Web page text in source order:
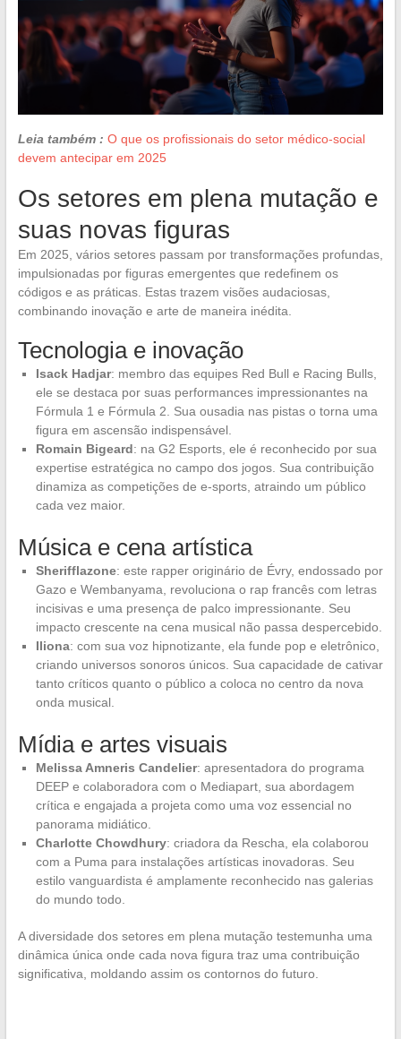
Leia também : O que os profissionais do setor médico-social
devem antecipar em 2025
Os setores em plena mutação e
suas novas figuras
Em 2025, vários setores passam por transformações profundas,
impulsionadas por figuras emergentes que redefinem os
códigos e as práticas. Estas trazem visões audaciosas,
combinando inovação e arte de maneira inédita.
Tecnologia e inovação
Isack Hadjar: membro das equipes Red Bull e Racing Bulls,
ele se destaca por suas performances impressionantes na
Fórmula 1 e Fórmula 2. Sua ousadia nas pistas o torna uma
figura em ascensão indispensável.
Romain Bigeard: na G2 Esports, ele é reconhecido por sua
expertise estratégica no campo dos jogos. Sua contribuição
dinamiza as competições de e-sports, atraindo um público
cada vez maior.
Música e cena artística
Sherifflazone: este rapper originário de Évry, endossado por
Gazo e Wembanyama, revoluciona o rap francês com letras
incisivas e uma presença de palco impressionante. Seu
impacto crescente na cena musical não passa despercebido.
Iliona: com sua voz hipnotizante, ela funde pop e eletrônico,
criando universos sonoros únicos. Sua capacidade de cativar
tanto críticos quanto o público a coloca no centro da nova
onda musical.
Mídia e artes visuais
Melissa Amneris Candelier: apresentadora do programa
DEEP e colaboradora com o Mediapart, sua abordagem
crítica e engajada a projeta como uma voz essencial no
panorama midiático.
Charlotte Chowdhury: criadora da Rescha, ela colaborou
com a Puma para instalações artísticas inovadoras. Seu
estilo vanguardista é amplamente reconhecido nas galerias
do mundo todo.
A diversidade dos setores em plena mutação testemunha uma
dinâmica única onde cada nova figura traz uma contribuição
significativa, moldando assim os contornos do futuro.